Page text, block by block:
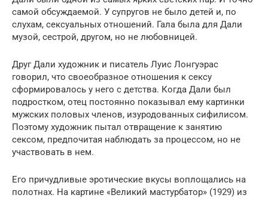
самой обсуждаемой. У супругов не было детей и, по
слухам, сексуальных отношений. Гала была для Дали
музой, сестрой, другом, но не любовницей.
Друг Дали художник и писатель Луис Лонгуэрас
говорил, что своеобразное отношения к сексу
сформировалось у него с детства. Когда Дали был
подростком, отец постоянно показывал ему картинки
мужских половых членов, изуродованных сифилисом.
Поэтому художник пытал отвращение к занятию
сексом, предпочитая наблюдать за процессом, но не
участвовать в нем.
Его причудливые эротические вкусы воплощались на
полотнах. На картине «Великий мастурбатор» (1929) из